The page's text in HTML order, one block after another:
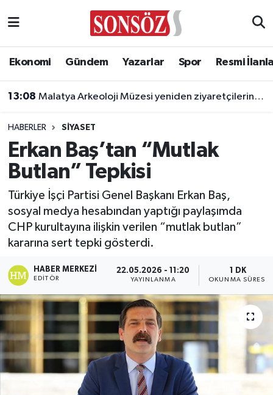
Ekonomi Gündem Yazarlar Spor Resmi
13:08 Malatya Arkeoloji Müzesi yeniden ziyaretçilerini ağırlayacak
HABERLER SIYASET
Erkan Baş’tan “Mutlak
Butlan” Tepkisi
Türkiye İşçi Partisi Genel Başkanı Erkan Baş,
sosyal medya hesabından yaptığı paylaşımda
CHP kurultayına ilişkin verilen “mutlak butlan”
kararına sert tepki gösterdi.
HABER MERKEZI
EDITÖR
22.05.2026 - 11:20
YAYINLANMA
1 DK
OKUNMA SÜRESI
Asayiş
Biyografi
Çevre
Diğer
Dünya
Eğitim
Ekonomi
Eleman
Emlak
Ankara Nöbetçi Eczaneler
Ankara Trafik Yoğunluk Haritası
Süper Lig Puan Durumu ve Fikstür
Tüm Manşetler
Son Dakika Haberleri
Haber Arşivi